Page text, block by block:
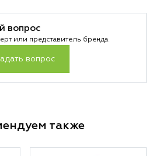
вопрос
или представитель бренда.
вопрос
также